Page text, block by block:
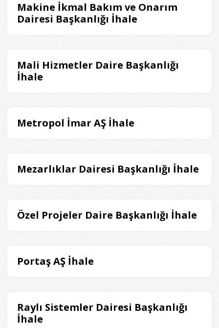
Makine İkmal Bakım ve Onarım
Dairesi Başkanlığı İhale
Mali Hizmetler Daire Başkanlığı
İhale
Metropol İmar AŞ İhale
Mezarlıklar Dairesi Başkanlığı İhale
Özel Projeler Daire Başkanlığı İhale
Portaş AŞ İhale
Raylı Sistemler Dairesi Başkanlığı
İhale